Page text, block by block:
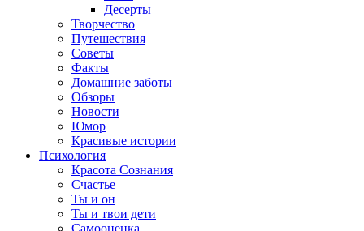
Десерты
Творчество
Путешествия
Советы
Факты
Домашние заботы
Обзоры
Новости
Юмор
Красивые истории
Психология
Красота Сознания
Счастье
Ты и он
Ты и твои дети
Самооценка